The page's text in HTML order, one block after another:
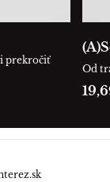
prekročiť
Od